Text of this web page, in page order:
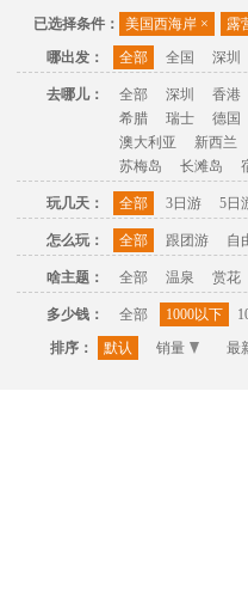
已选择条件： 美国西海岸 × 露
哪出发：
全部 全国 深圳
去哪儿： 全部 深圳 香港
希腊
瑞士 德国
澳大利亚
新西兰
苏梅岛
长滩岛
玩几天： 全部 3日游 5日
怎么玩： 全部 跟团游 自
啥主题： 全部 温泉 赏花
多少钱： 全部 1000以下
排序：
默认 销量 最